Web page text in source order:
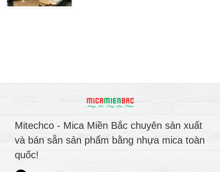
Mitechco - Mica Miền Bắc chuyên sản xuất
và bán sẵn sản phẩm bằng nhựa mica toàn
quốc!